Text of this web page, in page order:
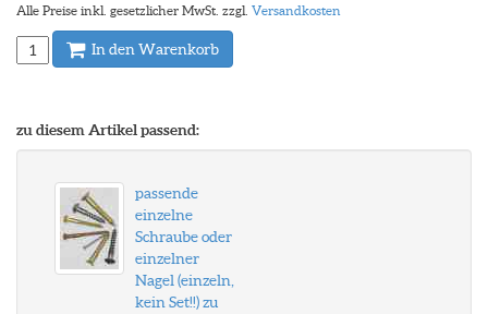
Alle Preise inkl. gesetzlicher MwSt. zzgl. Versandkosten
In den Warenkorb
zu diesem Artikel passend:
passende
einzelne
Schraube oder
einzelner
Nagel (einzeln,
kein Set!!) zu